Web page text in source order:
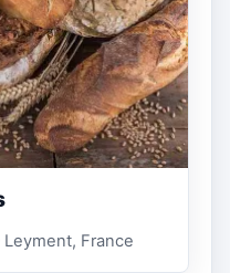
Leyment, France